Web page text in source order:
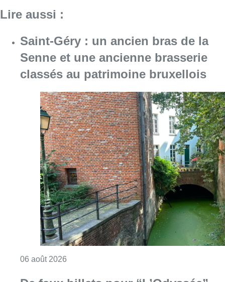
06 août 2026Consulter l'article "Saint-Géry : un ancien
De faux billets pour “L’Odyssée”
en IMAX circulent : Kinepolis
appelle les spectateurs à la
prudence